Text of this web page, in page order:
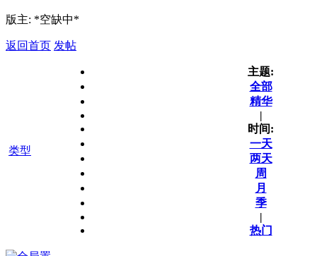
版主: *空缺中*
返回首页 发帖
类型
主题:
全部
精华
|
时间:
一天
两天
周
月
季
|
热门